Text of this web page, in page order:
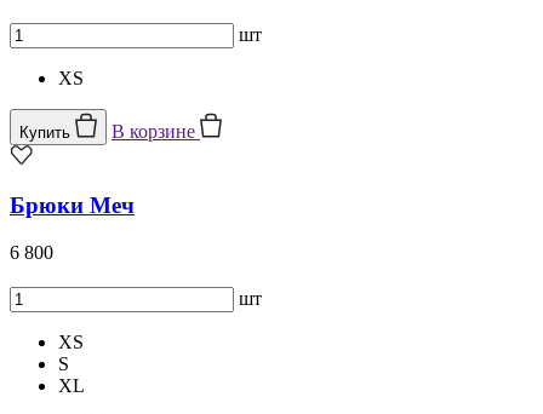
шт
XS
Купить В корзине
Брюки Меч
6 800
шт
XS
S
XL